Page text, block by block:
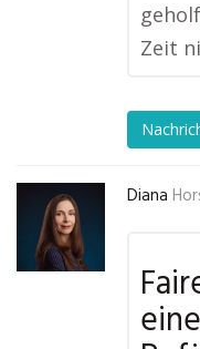
Zeit
Diana